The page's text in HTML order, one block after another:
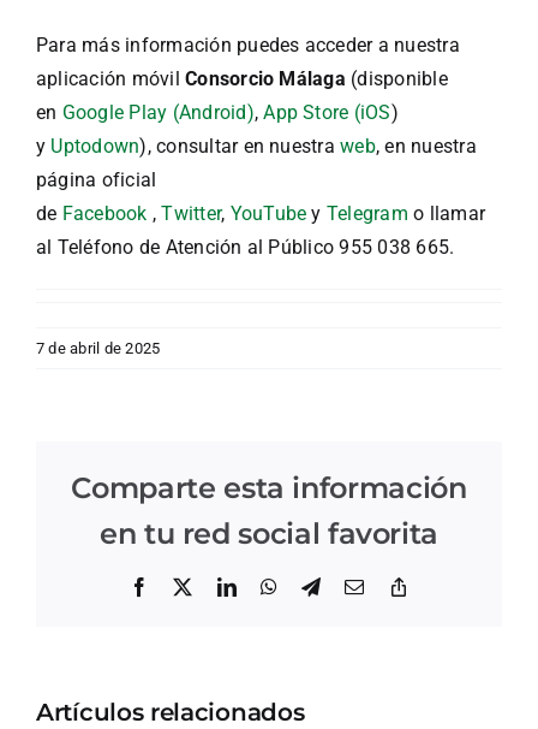
Para más información puedes acceder a nuestra
aplicación móvilConsorcio Málaga (disponible
en Google Play (Android),App Store (iOS)
y Uptodown), consultar en nuestraweb, en nuestra
página oficial
de Facebook ,Twitter, YouTube y Telegramo llamar
al Teléfono de Atención al Público 955 038 665.
7 de abril de 2025
Comparte esta información
en tu red social favorita
Facebook LinkedInWhatsApp
Telegram
Correo
Artículos relacionados